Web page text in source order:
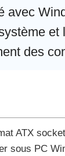
avec
et
des
ATX
sous PC